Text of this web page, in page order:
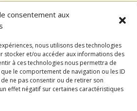
consentement aux
nous utilisons des technologies
stocker et/ou accéder aux informations des
à ces technologies nous permettra de
le comportement de navigation ou les ID
ne pas consentir ou de retirer son
effet négatif sur certaines caractéristiques